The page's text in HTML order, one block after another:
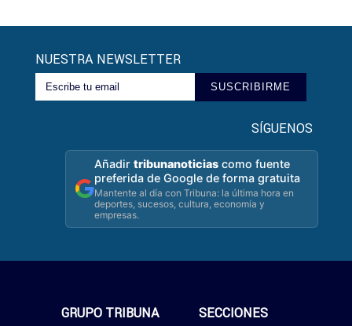
NUESTRA NEWSLETTER
SUSCRIBIRME
SÍGUENOS
Añadirtribunanoticias como fuente
preferida de Google de forma gratuita
Mantente al día con Tribuna: la última hora en
deportes, sucesos, cultura, economía y
empresas.
SECCIONES
GRUPO TRIBUNA